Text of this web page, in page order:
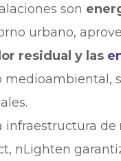
son
urbano,
residual y las
infraestructura de
nLighten